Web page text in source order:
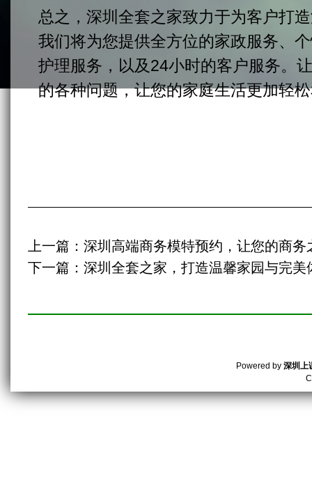
总之，深圳全套之家致力于为客户打
我们将为您提供全方位的家政服务、
护理服务，以及24小时的客户服务。
的各种问题，让您的家庭生活更加轻
上一篇： 深圳高端商务模特预约，让您的商务
下一篇： 深圳全套之家，打造温馨家园与完美
Powered by 深圳上